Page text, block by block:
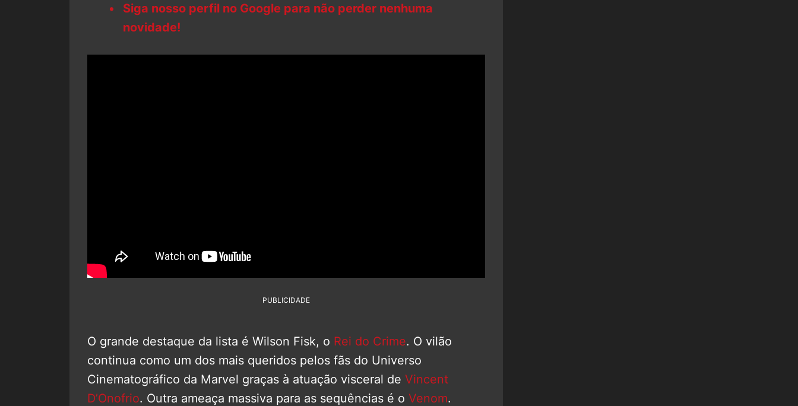
Siga nosso perfil no Google para não perder nenhuma
novidade!
PUBLICIDADE
O grande destaque da lista é Wilson Fisk, o Rei do Crime. O vilão
continua como um dos mais queridos pelos fãs do Universo
Cinematográfico da Marvel graças à atuação visceral de Vincent
D’Onofrio. Outra ameaça massiva para as sequências é o Venom.